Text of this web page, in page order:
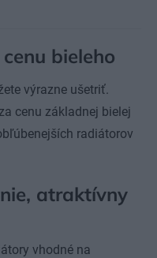
bieleho
výrazne ušetriť.
cenu základnej bielej
radiátorov
atraktívny
vhodné na